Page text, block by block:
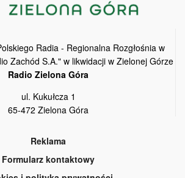
Radia - Regionalna Rozgłośnia w
Zachód S.A." w likwidacji w Zielonej Górze
Radio Zielona Góra
ul. Kukułcza 1
65-472 Zielona Góra
Reklama
Formularz kontaktowy